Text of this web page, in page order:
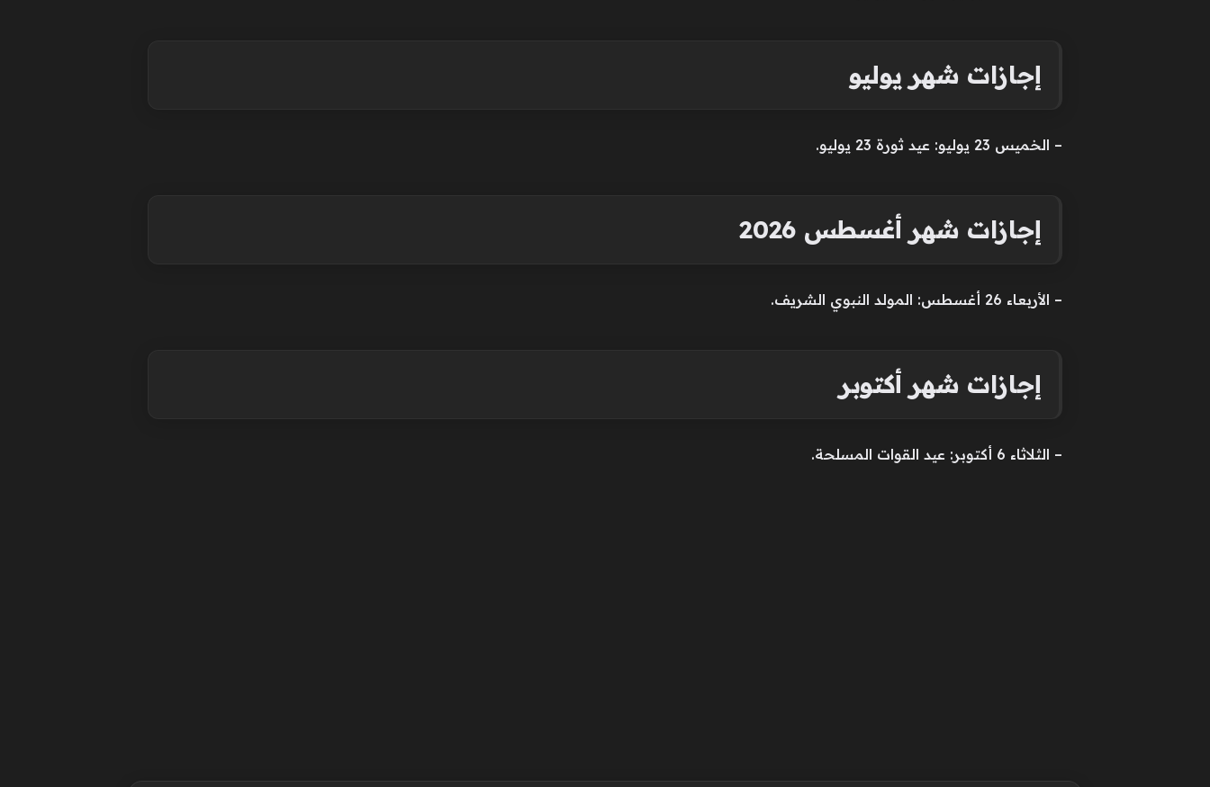
إجازات شهر يوليو
– الخميس 23 يوليو: عيد ثورة 23 يوليو.
إجازات شهر أغسطس 2026
– الأربعاء 26 أغسطس: المولد النبوي الشريف.
إجازات شهر أكتوبر
– الثلاثاء 6 أكتوبر: عيد القوات المسلحة.